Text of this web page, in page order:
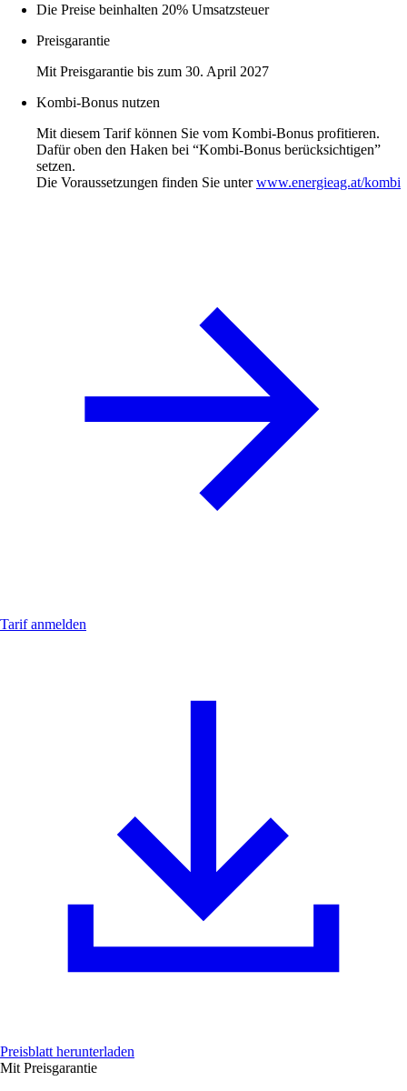
Die Preise beinhalten 20% Umsatzsteuer
Preisgarantie
Mit Preisgarantie bis zum 30. April 2027
Kombi-Bonus nutzen
Mit diesem Tarif können Sie vom Kombi-Bonus profitieren.
Dafür oben den Haken bei “Kombi-Bonus berücksichtigen”
setzen.
Die Voraussetzungen finden Sie unterwww.energieag.at/kombi
Tarif anmelden
Preisblatt herunterladen
Mit Preisgarantie